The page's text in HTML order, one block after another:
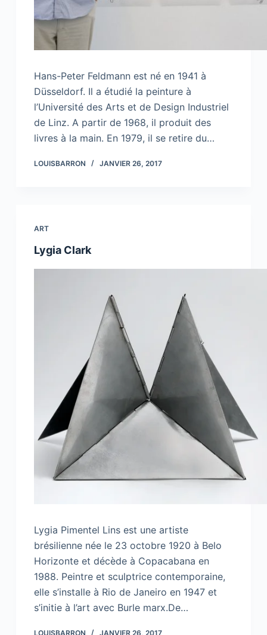
Hans-Peter Feldmann est né en 1941 à
Düsseldorf. Il a étudié la peinture à
l’Université des Arts et de Design Industriel
de Linz. A partir de 1968, il produit des
livres à la main. En 1979, il se retire du…
LOUISBARRON JANVIER 26, 2017
ART
Lygia Clark
Lygia Pimentel Lins est une artiste
brésilienne née le 23 octobre 1920 à Belo
Horizonte et décède à Copacabana en
1988. Peintre et sculptrice contemporaine,
elle s’installe à Rio de Janeiro en 1947 et
s’initie à l’art avec Burle marx.De…
LOUISBARRON JANVIER 26, 2017